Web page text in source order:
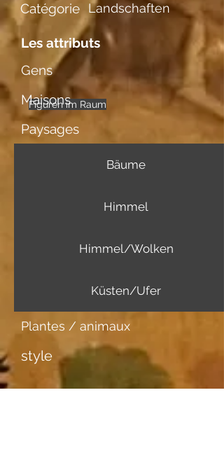
Catégorie Landschaften
Les attributs
Gens
einzelne
Figuren im Raum
Maisons
Paysages
Bäume
Himmel
Himmel/Wolken
Küsten/Ufer
Plantes / animaux
style